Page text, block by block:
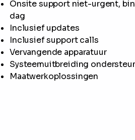
Onsite support niet-urgent,
dag
Inclusief updates
Inclusief support calls
Vervangende apparatuur
Systeemuitbreiding
Maatwerkoplossingen